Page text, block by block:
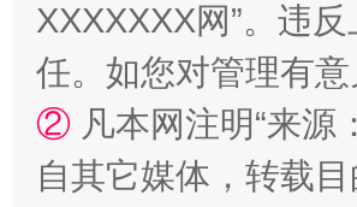
XXXXXXX网”。违
任。如您对管理有
② 凡本网注明“来
自其它媒体，转载